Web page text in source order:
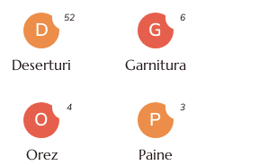
D
Deserturi
52
G
Garnitura
6
O
Orez
4
P
Paine
3